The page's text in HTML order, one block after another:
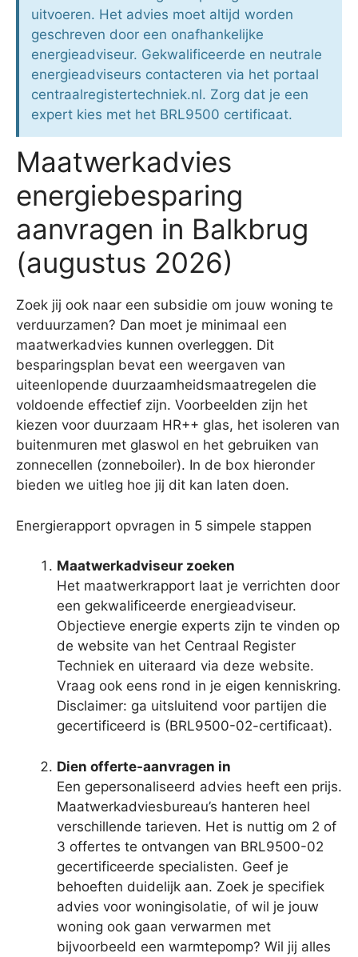
uitvoeren. Het advies moet altijd worden
geschreven door een onafhankelijke
energieadviseur. Gekwalificeerde en neutrale
energieadviseurs contacteren via het portaal
centraalregistertechniek.nl. Zorg dat je een
expert kies met het BRL9500 certificaat.
Maatwerkadvies
energiebesparing
aanvragen in Balkbrug
(augustus 2026)
Zoek jij ook naar een subsidie om jouw woning te
verduurzamen? Dan moet je minimaal een
maatwerkadvies kunnen overleggen. Dit
besparingsplan bevat een weergaven van
uiteenlopende duurzaamheidsmaatregelen die
voldoende effectief zijn. Voorbeelden zijn het
kiezen voor duurzaam HR++ glas, het isoleren van
buitenmuren met glaswol en het gebruiken van
zonnecellen (zonneboiler). In de box hieronder
bieden we uitleg hoe jij dit kan laten doen.
Energierapport opvragen in 5 simpele stappen
Maatwerkadviseur zoeken
Het maatwerkrapport laat je verrichten door
een gekwalificeerde energieadviseur.
Objectieve energie experts zijn te vinden op
de website van het Centraal Register
Techniek en uiteraard via deze website.
Vraag ook eens rond in je eigen kenniskring.
Disclaimer: ga uitsluitend voor partijen die
gecertificeerd is (BRL9500-02-certificaat).
Dien offerte-aanvragen in
Een gepersonaliseerd advies heeft een prijs.
Maatwerkadviesbureau’s hanteren heel
verschillende tarieven. Het is nuttig om 2 of
3 offertes te ontvangen van BRL9500-02
gecertificeerde specialisten. Geef je
behoeften duidelijk aan. Zoek je specifiek
advies voor woningisolatie, of wil je jouw
woning ook gaan verwarmen met
bijvoorbeeld een warmtepomp? Wil jij alles